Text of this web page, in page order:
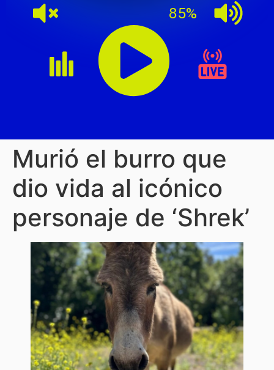
Murió el burro que
dio vida al icónico
personaje de ‘Shrek’